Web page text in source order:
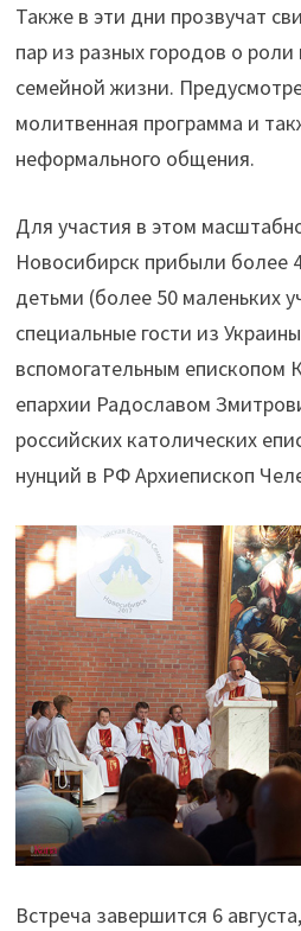
Также в эти дни прозвучат
пар из разных городов о
семейной жизни.
молитвенная программа и
неформального общения.
Для участия в этом
Новосибирск прибыли более
детьми (более 50 маленьких
специальные гости из
вспомогательным епископом
епархии Радославом
российских католических
нунций в РФ Архиепископ
Встреча завершится 6